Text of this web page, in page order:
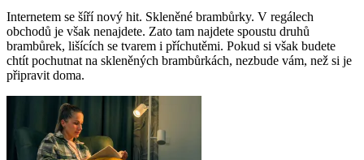
Internetem se šíří nový hit. Skleněné brambůrky. V regálech
obchodů je však nenajdete. Zato tam najdete spoustu druhů
brambůrek, lišících se tvarem i příchutěmi. Pokud si však budete
chtít pochutnat na skleněných brambůrkách, nezbude vám, než si je
připravit doma.